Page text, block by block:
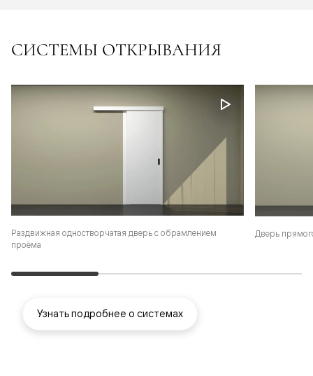
СИСТЕМЫ ОТКРЫВАНИЯ
Раздвижная одностворчатая дверь с обрамлением
проёма
Дверь
Узнать подробнее о системах